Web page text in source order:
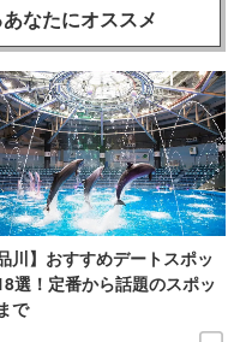
あなたにオススメ
品川】おすすめデートスポッ
選！定番から話題のスポッ
で